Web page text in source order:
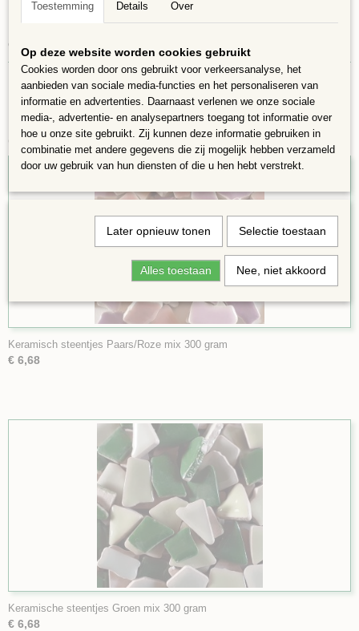
oppervlakte van ongeveer 400 cm2
Ook interessant
Keramisch steentjes Paars/Roze mix 300 gram
€ 6,68
Keramische steentjes Groen mix 300 gram
€ 6,68
Toestemming Details Over
Op deze website worden cookies gebruikt
Cookies worden door ons gebruikt voor verkeersanalyse, het
aanbieden van sociale media-functies en het personaliseren van
informatie en advertenties. Daarnaast verlenen we onze sociale
media-, advertentie- en analysepartners toegang tot informatie over
hoe u onze site gebruikt. Zij kunnen deze informatie gebruiken in
combinatie met andere gegevens die zij mogelijk hebben verzameld
door uw gebruik van hun diensten of die u hen hebt verstrekt.
Later opnieuw tonen Selectie toestaan
Alles toestaan Nee, niet akkoord